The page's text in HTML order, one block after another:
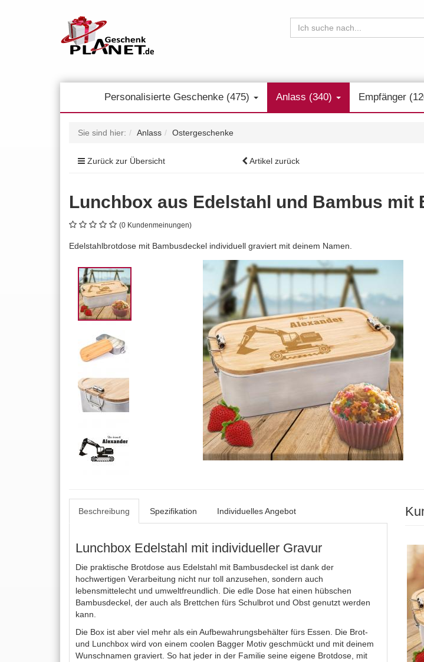
Personalisierte Geschenke (475) Anlass (340) Empfänger
Sie sind hier: Anlass Ostergeschenke
Zurück zur Übersicht Artikel zurück
Lunchbox aus Edelstahl und Bambus mit
(0 Kundenmeinungen)
Edelstahlbrotdose mit Bambusdeckel individuell graviert mit deinem Namen.
Beschreibung Spezifikation Individuelles Angebot
Lunchbox Edelstahl mit individueller Gravur
Die praktische Brotdose aus Edelstahl mit Bambusdeckel ist dank der
hochwertigen Verarbeitung nicht nur toll anzusehen, sondern auch
lebensmittelecht und umweltfreundlich. Die edle Dose hat einen hübschen
Bambusdeckel, der auch als Brettchen fürs Schulbrot und Obst genutzt werden
kann.
Die Box ist aber viel mehr als ein Aufbewahrungsbehälter fürs Essen. Die Brot-
und Lunchbox wird von einem coolen Bagger Motiv geschmückt und mit deinem
Wunschnamen graviert. So hat jeder in der Familie seine eigene Brotdose, mit